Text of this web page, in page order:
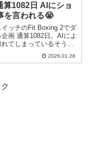
算1082日 AIにショ
を言われる😭
ッチのFit Boxing 2でダ
画 通算1082日。AIによ
てしまっているそうで
2026.01.28